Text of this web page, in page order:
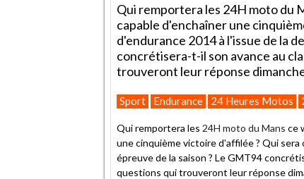
Qui remportera les 24H moto du
capable d'enchaîner une
d'endurance 2014 à l'issue de la
concrétisera-t-il son avance au
trouveront leur réponse
Sport Endurance 24 Heures Motos
Qui remportera les 24H moto du Mans ce
une cinquième victoire d'affilée ? Qui
épreuve de la saison ? Le GMT94
questions qui trouveront leur réponse